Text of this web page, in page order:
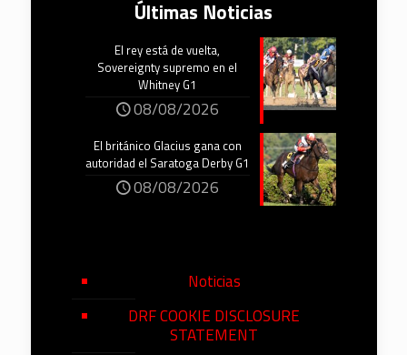
Últimas Noticias
El rey está de vuelta,
Sovereignty supremo en el
Whitney G1
08/08/2026
El británico Glacius gana con
autoridad el Saratoga Derby G1
08/08/2026
Noticias
DRF COOKIE DISCLOSURE
STATEMENT